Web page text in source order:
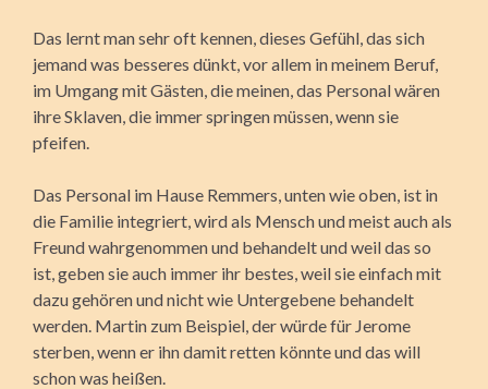
Das lernt man sehr oft kennen, dieses Gefühl, das sich
jemand was besseres dünkt, vor allem in meinem Beruf,
im Umgang mit Gästen, die meinen, das Personal wären
ihre Sklaven, die immer springen müssen, wenn sie
pfeifen.
Das Personal im Hause Remmers, unten wie oben, ist in
die Familie integriert, wird als Mensch und meist auch als
Freund wahrgenommen und behandelt und weil das so
ist, geben sie auch immer ihr bestes, weil sie einfach mit
dazu gehören und nicht wie Untergebene behandelt
werden. Martin zum Beispiel, der würde für Jerome
sterben, wenn er ihn damit retten könnte und das will
schon was heißen.